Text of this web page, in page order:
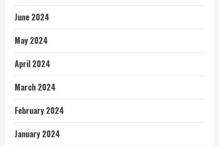
June 2024
May 2024
April 2024
March 2024
February 2024
January 2024